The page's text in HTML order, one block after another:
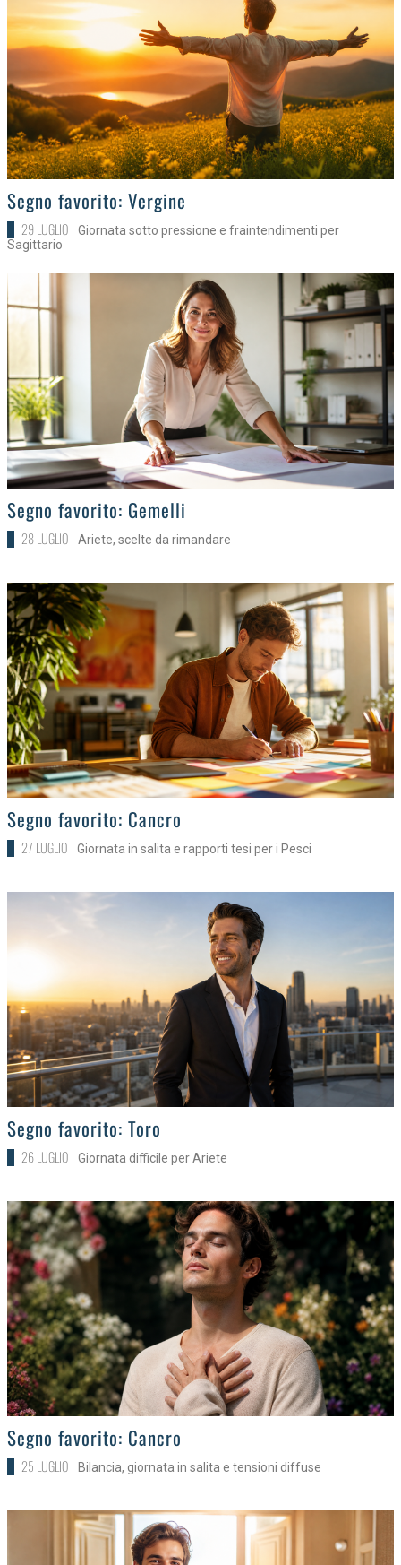
>
Segno favorito: Vergine
29 LUGLIO
Giornata sotto pressione e fraintendimenti per
Sagittario
>
Segno favorito: Gemelli
28 LUGLIO Ariete, scelte da rimandare
>
Segno favorito: Cancro
27 LUGLIO Giornata in salita e rapporti tesi per i Pesci
>
Segno favorito: Toro
26 LUGLIO Giornata difficile per Ariete
>
Segno favorito: Cancro
25 LUGLIO Bilancia, giornata in salita e tensioni diffuse